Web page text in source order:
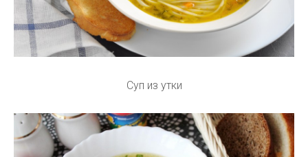
Суп из утки